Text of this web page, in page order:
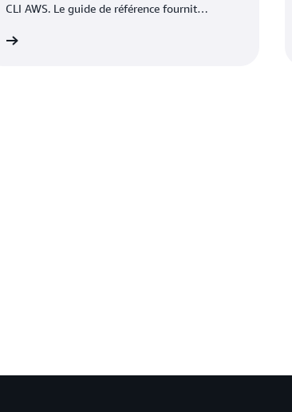
CLI AWS. Le guide de référence fournit
réponses et d'erreurs pour les protocoles de